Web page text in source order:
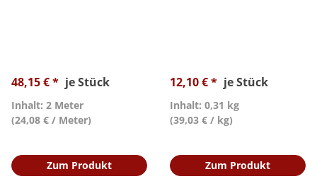
48,15 € * je Stück
Inhalt: 2 Meter
(24,08 € / Meter)
Zum Produkt
12,10 € * je Stück
Inhalt: 0,31 kg
(39,03 € / kg)
Zum Produkt